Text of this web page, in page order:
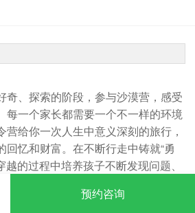
奇、探索的阶段，参与沙漠营，感受
每一个家长都需要一个不一样的环境
营给你一次人生中意义深刻的旅行，
回忆和财富。在不断行走中铸就“勇
越的过程中培养孩子不断发现问题、
们有足够的“勇气”和“信念”面对生
预约咨询